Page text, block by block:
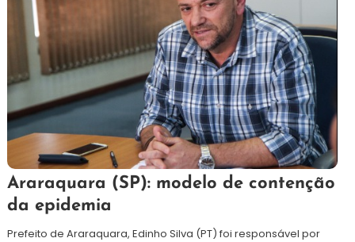
6
de
abril
de
Redação
Araraquara (SP): modelo de contenção
da epidemia
Prefeito de Araraquara, Edinho Silva (PT) foi responsável por